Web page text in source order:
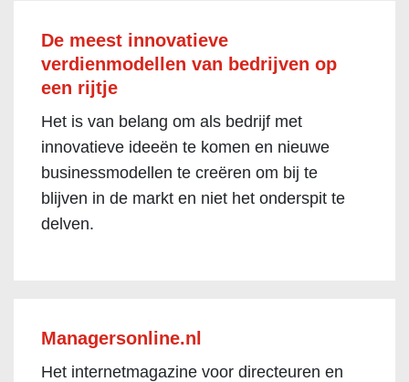
De meest innovatieve
verdienmodellen van bedrijven op
een rijtje
Het is van belang om als bedrijf met
innovatieve ideeën te komen en nieuwe
businessmodellen te creëren om bij te
blijven in de markt en niet het onderspit te
delven.
Managersonline.nl
Het internetmagazine voor directeuren en